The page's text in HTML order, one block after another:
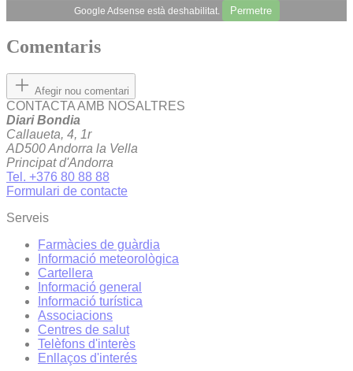
Google Adsense està deshabilitat. Permetre
Comentaris
Afegir nou comentari
CONTACTA AMB NOSALTRES
Diari Bondia
Callaueta, 4, 1r
AD500 Andorra la Vella
Principat d'Andorra
Tel. +376 80 88 88
Formulari de contacte
Serveis
Farmàcies de guàrdia
Informació meteorològica
Cartellera
Informació general
Informació turística
Associacions
Centres de salut
Telèfons d'interès
Enllaços d'interés